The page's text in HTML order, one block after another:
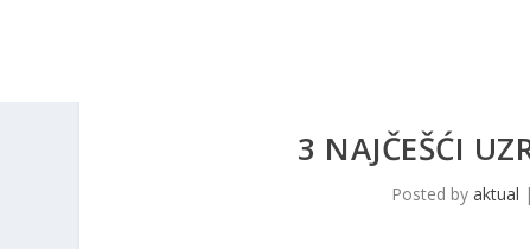
3 NAJČEŠĆI
Posted by aktual |